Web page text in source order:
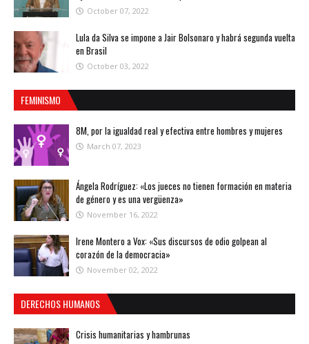
October 07, 2022
Lula da Silva se impone a Jair Bolsonaro y habrá segunda vuelta
en Brasil
October 03, 2022
FEMINISMO
8M, por la igualdad real y efectiva entre hombres y mujeres
March 07, 2023
Ángela Rodríguez: «Los jueces no tienen formación en materia
de género y es una vergüenza»
November 16, 2022
Irene Montero a Vox: «Sus discursos de odio golpean al
corazón de la democracia»
November 02, 2022
DERECHOS HUMANOS
Crisis humanitarias y hambrunas